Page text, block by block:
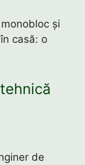
și
casă: o
de